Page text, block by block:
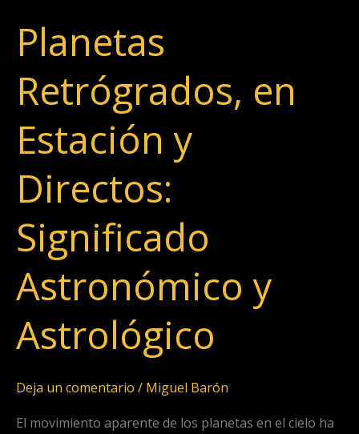
Planetas
Retrógrados, en
Estación y
Directos:
Significado
Astronómico y
Astrológico
Deja un comentario / Miguel Barón
El movimiento aparente de los planetas en el cielo ha
Planetas
Retrógrados,
Estación
y
Directos:
Significado
Astronómico